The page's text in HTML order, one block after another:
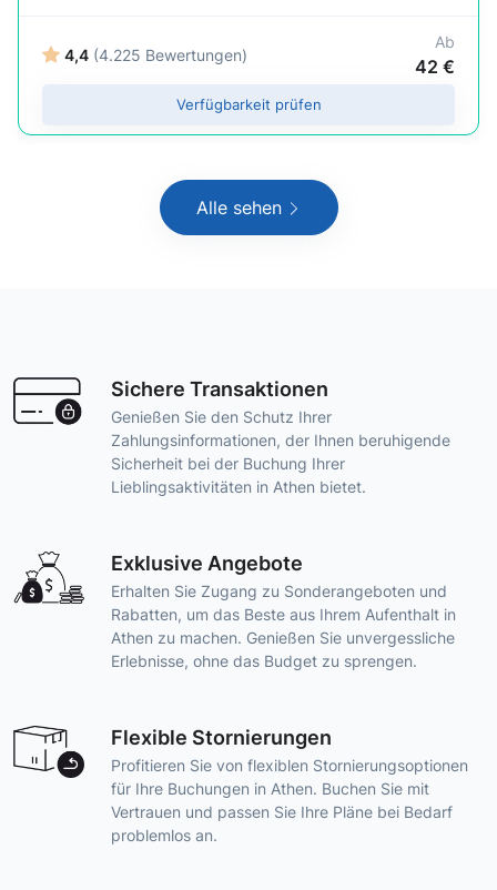
4,4 (4.225 Bewertungen)
Ab
42 €
Verfügbarkeit prüfen
Alle sehen
Sichere Transaktionen
Genießen Sie den Schutz Ihrer
Zahlungsinformationen, der Ihnen beruhigende
Sicherheit bei der Buchung Ihrer
Lieblingsaktivitäten in Athen bietet.
Exklusive Angebote
Erhalten Sie Zugang zu Sonderangeboten und
Rabatten, um das Beste aus Ihrem Aufenthalt in
Athen zu machen. Genießen Sie unvergessliche
Erlebnisse, ohne das Budget zu sprengen.
Flexible Stornierungen
Profitieren Sie von flexiblen Stornierungsoptionen
für Ihre Buchungen in Athen. Buchen Sie mit
Vertrauen und passen Sie Ihre Pläne bei Bedarf
problemlos an.